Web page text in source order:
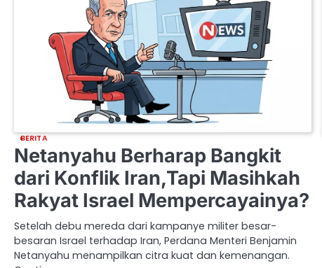
BERITA
Netanyahu Berharap Bangkit
dari Konflik Iran,Tapi Masihkah
Rakyat Israel Mempercayainya?
Setelah debu mereda dari kampanye militer besar-
besaran Israel terhadap Iran, Perdana Menteri Benjamin
Netanyahu menampilkan citra kuat dan kemenangan.